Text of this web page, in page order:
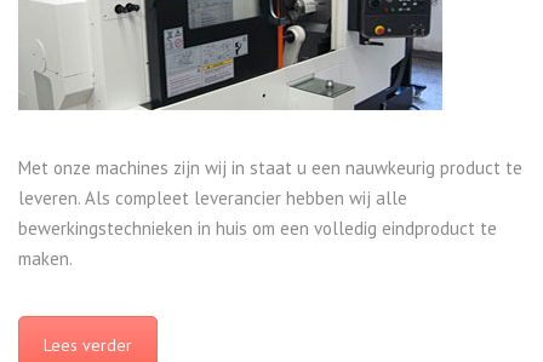
Met onze machines zijn wij in staat u een nauwkeurig product te
leveren. Als compleet leverancier hebben wij alle
bewerkingstechnieken in huis om een volledig eindproduct te
maken.
Lees verder